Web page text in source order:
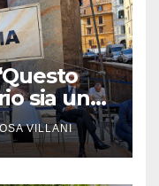
sia un
VILLANI